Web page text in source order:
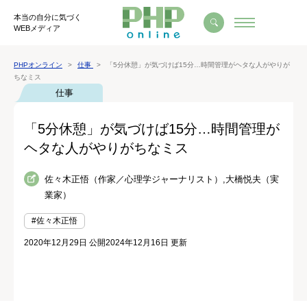
本当の自分に気づく
WEBメディア
PHPオンライン 仕事
「5分休憩」が気づけば15分…時間管理がヘタな人がやりが
ちなミス
仕事
「5分休憩」が気づけば15分…時間管理が
ヘタな人がやりがちなミス
佐々木正悟（作家／心理学ジャーナリスト）,大橋悦夫（実
業家）
#佐々木正悟
2020年12月29日 公開2024年12月16日 更新